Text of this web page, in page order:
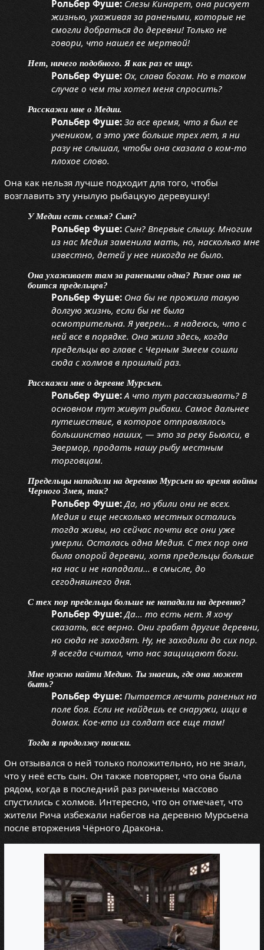
Рольбер Фуше: Слезы Кинарет, она рискует
жизнью, ухаживая за ранеными, которые не
смогли добраться до деревни! Только не
говори, что нашел ее мертвой!
Нет, ничего подобного. Я как раз ее ищу.
Рольбер Фуше: Ох, слава богам. Но в таком
случае о чем ты хотел меня спросить?
Расскажи мне о Медии.
Рольбер Фуше: За все время, что я был ее
учеником, а это уже больше трех лет, я ни
разу не слышал, чтобы она сказала о ком-то
плохое слово.
Она как нельзя лучше подходит для того, чтобы
возглавить эту унылую рыбацкую деревушку!
У Медии есть семья? Сын?
Рольбер Фуше: Сын? Впервые слышу. Многим
из нас Медия заменила мать, но, насколько мне
известно, детей у нее никогда не было.
Она ухаживает там за ранеными одна? Разве она не
боится предельцев?
Рольбер Фуше: Она бы не прожила такую
долгую жизнь, если бы не была
осмотрительна. Я уверен... я надеюсь, что с
ней все в порядке. Она жила здесь, когда
предельцы во главе с Черным Змеем сошли
сюда с холмов в прошлый раз.
Расскажи мне о деревне Мурсьен.
Рольбер Фуше: А что тут рассказывать? В
основном тут живут рыбаки. Самое дальнее
путешествие, в которое отправлялось
большинство наших, — это за реку Бьюлси, в
Эвермор, продать нашу рыбу местным
торговцам.
Предельцы нападали на деревню Мурсьен во время войны
Черного Змея, так?
Рольбер Фуше: Да, но убили они не всех.
Медия и еще несколько местных остались
тогда живы, но сейчас почти все они уже
умерли. Осталась одна Медия. С тех пор она
была опорой деревни, хотя предельцы больше
на нас и не нападали... в смысле, до
сегодняшнего дня.
С тех пор предельцы больше не нападали на деревню?
Рольбер Фуше: Да... то есть нет. Я хочу
сказать, все верно. Они грабят другие деревни,
но сюда не заходят. Ну, не заходили до сих пор.
Я всегда считал, что нас защищают боги.
Мне нужно найти Медию. Ты знаешь, где она может
быть?
Рольбер Фуше: Пытается лечить раненых на
поле боя. Если не найдешь ее снаружи, ищи в
домах. Кое-кто из солдат все еще там!
Тогда я продолжу поиски.
Он отзывался о ней только положительно, но не знал,
что у неё есть сын. Он также повторяет, что она была
рядом, когда в последний раз ричмены массово
спустились с холмов. Интересно, что он отмечает, что
жители Рича избежали набегов на деревню Мурсьена
после вторжения Чёрного Дракона.